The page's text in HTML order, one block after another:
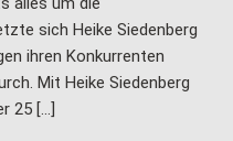
sich Heike Siedenberg
ihren Konkurrenten
Mit Heike Siedenberg
25 […]